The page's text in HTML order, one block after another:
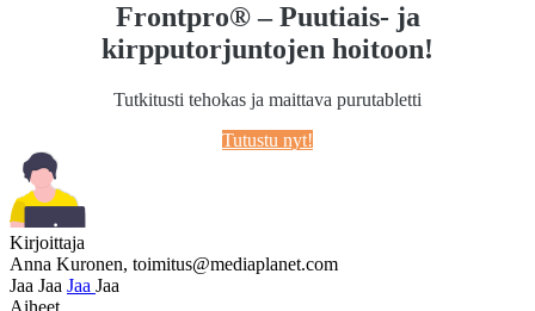
Frontpro® – Puutiais- ja
kirpputorjuntojen hoitoon!
Tutkitusti tehokas ja maittava purutabletti
Tutustu nyt!
Kirjoittaja
Anna Kuronen, toimitus@mediaplanet.com
Jaa Jaa Jaa Jaa